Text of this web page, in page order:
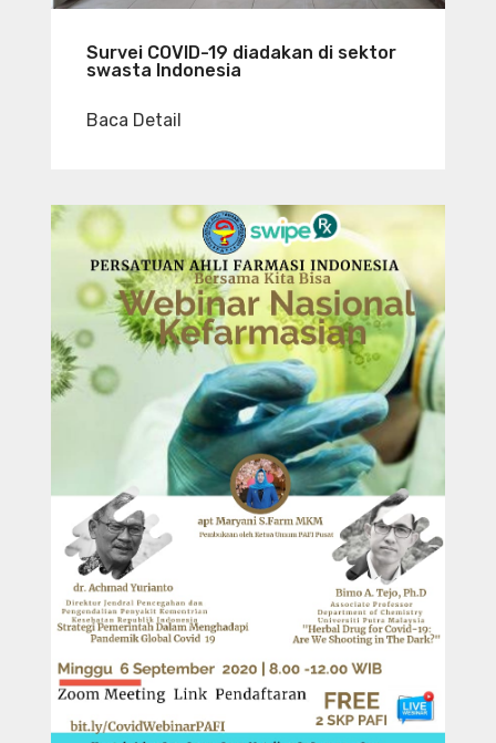
Survei COVID-19 diadakan di sektor
swasta Indonesia
Baca Detail